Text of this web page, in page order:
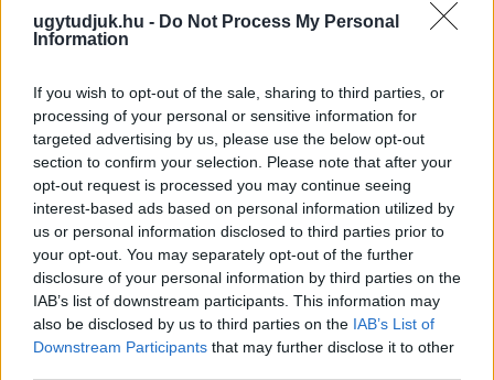
ugytudjuk.hu - Do Not Process My Personal
Information
If you wish to opt-out of the sale, sharing to third parties, or
processing of your personal or sensitive information for
targeted advertising by us, please use the below opt-out
section to confirm your selection. Please note that after your
opt-out request is processed you may continue seeing
interest-based ads based on personal information utilized by
us or personal information disclosed to third parties prior to
your opt-out. You may separately opt-out of the further
disclosure of your personal information by third parties on the
IAB’s list of downstream participants. This information may
also be disclosed by us to third parties on the IAB’s List of
Downstream Participants that may further disclose it to other
ÖRÖMHÍR: TÍZ ÉVE NEM VOLT ILYEN ALACSONY AZ
INFLÁCIÓ MAGYARORSZÁGON